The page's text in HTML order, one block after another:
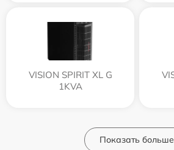
VISION SPIRIT XL G
1KVA
Показать больше